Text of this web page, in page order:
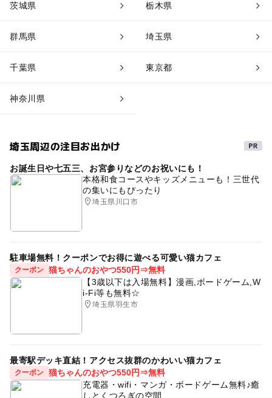
茨城県 栃木県
群馬県 埼玉県
千葉県 東京都
神奈川県
埼玉周辺の注目お出かけ
お誕生日や七五三、お宮参りなどのお祝いにも！
本格和食コースやキッズメニューも！三世代
の集いにもぴったり
埼玉県川口市
駐車場無料！クーポンでお得に遊べる可愛い猫カフェ
クーポン 猫ちゃんのおやつ550円⇒無料
【3歳以下は入場無料】漫画,ボードゲーム,W
i-Fi等も無料☆
埼玉県羽生市
最寄駅デッキ直結！アクセス抜群のかわいい猫カフェ
クーポン 猫ちゃんのおやつ550円⇒無料
充電器・wifi・マンガ・ボードゲーム無料♪癒
しとくつろぎの空間